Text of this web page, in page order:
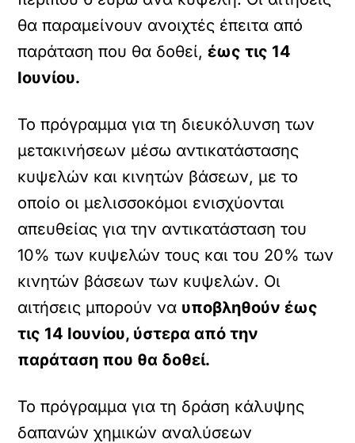
θα παραμείνουν ανοιχτές έπειτα από
παράταση που θα δοθεί,έως τις 14
Ιουνίου.
Το πρόγραμμα για τη διευκόλυνση των
μετακινήσεων μέσω αντικατάστασης
κυψελών και κινητών βάσεων, με το
οποίο οι μελισσοκόμοι ενισχύονται
απευθείας για την αντικατάσταση του
10% των κυψελών τους και του 20% των
κινητών βάσεων των κυψελών. Οι
αιτήσεις μπορούν να υποβληθούν έως
τις 14 Ιουνίου, ύστερα από την
παράταση που θα δοθεί.
Το πρόγραμμα για τη δράση κάλυψης
δαπανών χημικών αναλύσεων